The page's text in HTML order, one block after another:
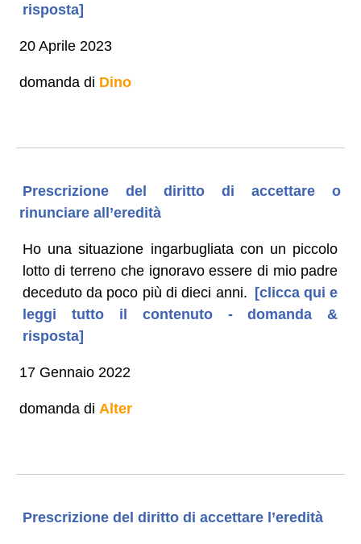
risposta]
20 Aprile 2023
domanda di Dino
Prescrizione del diritto di accettare o
rinunciare all’eredità
Ho una situazione ingarbugliata con un piccolo
lotto di terreno che ignoravo essere di mio padre
deceduto da poco più di dieci anni. [clicca qui e
leggi tutto il contenuto - domanda &
risposta]
17 Gennaio 2022
domanda di Alter
Prescrizione del diritto di accettare l’eredità